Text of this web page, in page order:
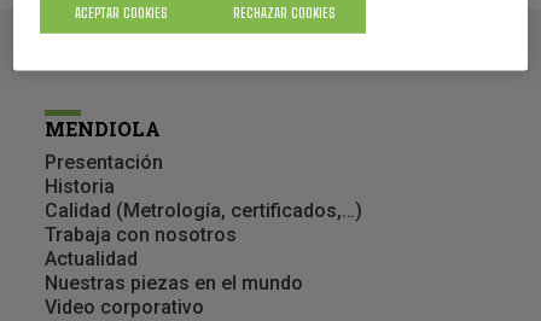
MENDIOLA
Presentación
Historia
Calidad (Metrología, certificados,…)
Trabaja con nosotros
Actualidad
Nuestras piezas en el mundo
Video corporativo
RECHAZAR COOKIES
ACEPTAR COOKIES